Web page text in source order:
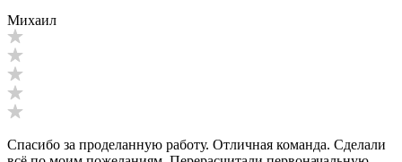
Михаил
Спасибо за проделанную работу. Отличная команда. Сделали